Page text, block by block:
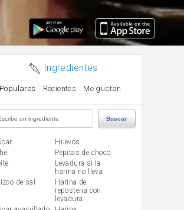
Ingredientes
Populares Recientes Me gustan
Buscar
huevos
Pepitas de choco
Levadura si la
harina no lleva
de sal
Harina de
reposteria con
levadura